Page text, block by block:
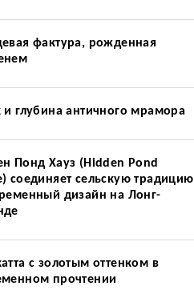
фактура, рожденная
и глубина античного мрамора
Понд Хауз (Hidden Pond
соединяет сельскую традицию
дизайн на Лонг-
с золотым оттенком в
прочтении